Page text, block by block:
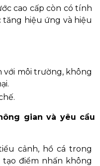
cao cấp còn có tính
hiệu ứng và hiệu
môi trường, không
gian và yêu cầu
cảnh, hồ cá trong
điểm nhấn không